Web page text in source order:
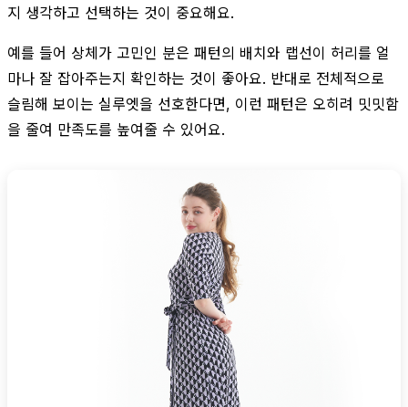
지 생각하고 선택하는 것이 중요해요.
예를 들어 상체가 고민인 분은 패턴의 배치와 랩선이 허리를 얼
마나 잘 잡아주는지 확인하는 것이 좋아요. 반대로 전체적으로
슬림해 보이는 실루엣을 선호한다면, 이런 패턴은 오히려 밋밋함
을 줄여 만족도를 높여줄 수 있어요.